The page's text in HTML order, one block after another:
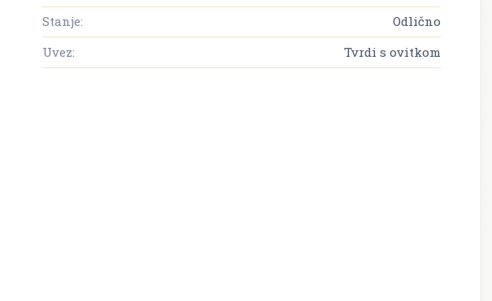
Stanje:
Odlično
Uvez:
Tvrdi s ovitkom